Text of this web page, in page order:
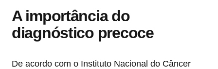
A importância do
diagnóstico precoce
De acordo com o Instituto Nacional do Câncer